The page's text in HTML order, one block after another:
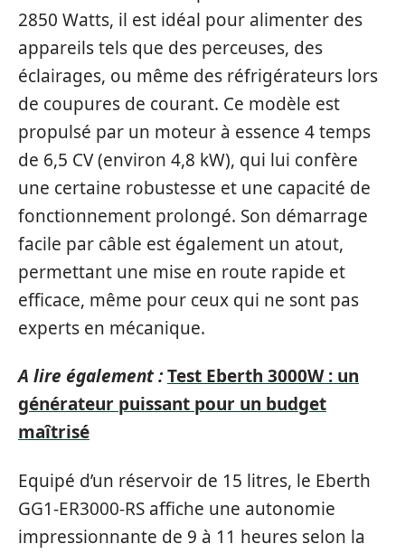
2850 Watts, il est idéal pour alimenter des
appareils tels que des perceuses, des
éclairages, ou même des réfrigérateurs lors
de coupures de courant. Ce modèle est
propulsé par un moteur à essence 4 temps
de 6,5 CV (environ 4,8 kW), qui lui confère
une certaine robustesse et une capacité de
fonctionnement prolongé. Son démarrage
facile par câble est également un atout,
permettant une mise en route rapide et
efficace, même pour ceux qui ne sont pas
experts en mécanique.
A lire également :Test Eberth 3000W : un
générateur puissant pour un budget
maîtrisé
Equipé d’un réservoir de 15 litres, le Eberth
GG1-ER3000-RS affiche une autonomie
impressionnante de 9 à 11 heures selon la